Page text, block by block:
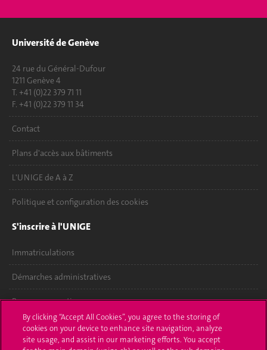
Université de Genève
24 rue du Général-Dufour
1211 Genève 4
T. +41 (0)22 379 71 11
F. +41 (0)22 379 11 34
Contact
Plans d'accès aux bâtiments
L'UNIGE de A à Z
Politique et configuration des cookies
S'inscrire à l'UNIGE
Immatriculations
Démarches administratives
Poser une question
L'UNIGE vous informe
By clicking “Accept All Cookies”, you agree to the storing of
cookies on your device to enhance site navigation, analyze
site usage, and assist in our marketing efforts. You accept